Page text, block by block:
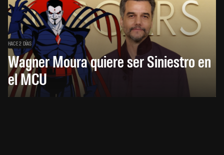
HACE 2 DÍAS
Wagner Moura quiere ser Siniestro en
el MCU